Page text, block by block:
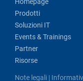
Prodotti
Soluzioni IT
Events & Trainings
Partner
Risorse
Note legali |